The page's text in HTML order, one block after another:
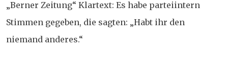
„Berner Zeitung“ Klartext: Es habe parteiintern
Stimmen gegeben, die sagten: „Habt ihr den
niemand anderes.“